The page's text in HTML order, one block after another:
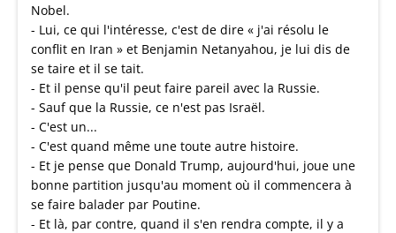
Nobel.
- Lui, ce qui l'intéresse, c'est de dire « j'ai résolu le
conflit en Iran » et Benjamin Netanyahou, je lui dis de
se taire et il se tait.
- Et il pense qu'il peut faire pareil avec la Russie.
- Sauf que la Russie, ce n'est pas Israël.
- C'est un...
- C'est quand même une toute autre histoire.
- Et je pense que Donald Trump, aujourd'hui, joue une
bonne partition jusqu'au moment où il commencera à
se faire balader par Poutine.
- Et là, par contre, quand il s'en rendra compte, il y a